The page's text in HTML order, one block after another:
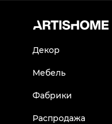
Декор
Мебель
Фабрики
Распродажа